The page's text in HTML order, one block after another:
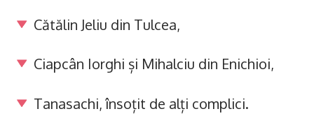
Cătălin Jeliu din Tulcea,
Ciapcân Iorghi și Mihalciu din Enichioi,
Tanasachi, însoțit de alți complici.